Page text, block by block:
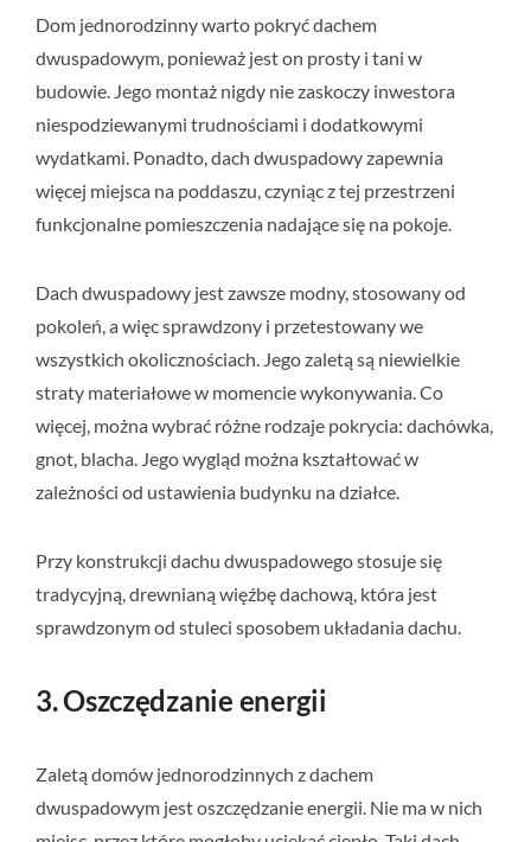
Dom jednorodzinny warto pokryć dachem
dwuspadowym, ponieważ jest on prosty i tani w
budowie. Jego montaż nigdy nie zaskoczy inwestora
niespodziewanymi trudnościami i dodatkowymi
wydatkami. Ponadto, dach dwuspadowy zapewnia
więcej miejsca na poddaszu, czyniąc z tej przestrzeni
funkcjonalne pomieszczenia nadające się na pokoje.
Dach dwuspadowy jest zawsze modny, stosowany od
pokoleń, a więc sprawdzony i przetestowany we
wszystkich okolicznościach. Jego zaletą są niewielkie
straty materiałowe w momencie wykonywania. Co
więcej, można wybrać różne rodzaje pokrycia: dachówka,
gnot, blacha. Jego wygląd można kształtować w
zależności od ustawienia budynku na działce.
Przy konstrukcji dachu dwuspadowego stosuje się
tradycyjną, drewnianą więźbę dachową, która jest
sprawdzonym od stuleci sposobem układania dachu.
3. Oszczędzanie energii
Zaletą domów jednorodzinnych z dachem
dwuspadowym jest oszczędzanie energii. Nie ma w nich